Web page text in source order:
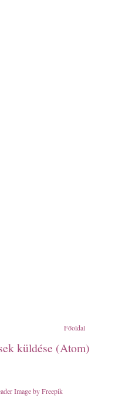
Főoldal
küldése (Atom)
Image by Freepik